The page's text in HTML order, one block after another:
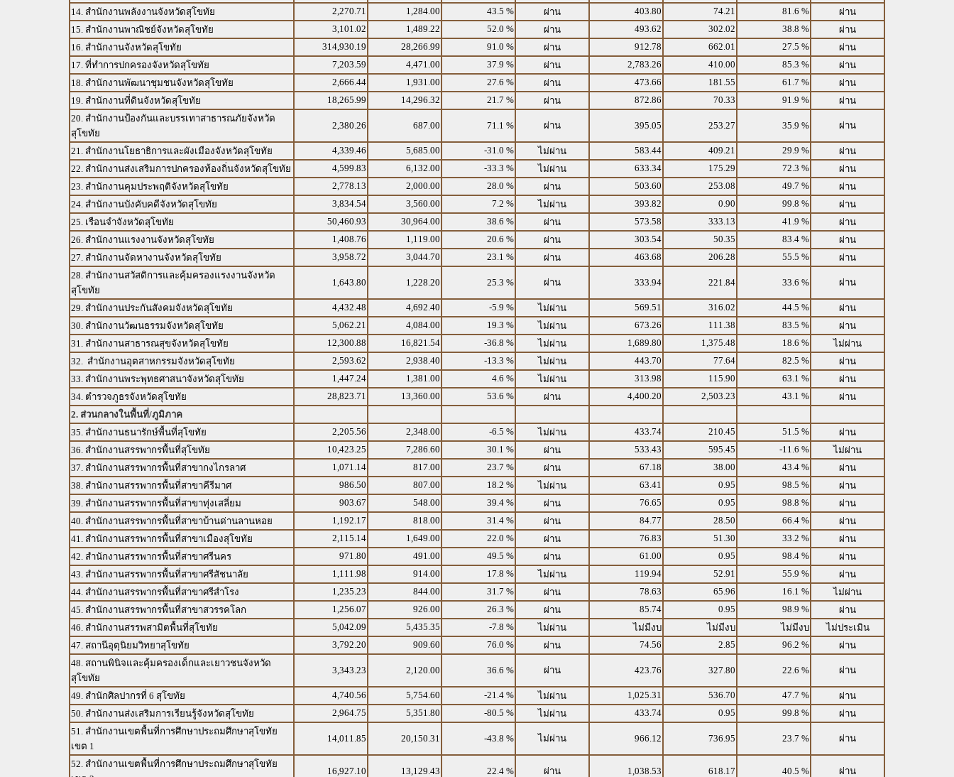
14. สำนักงานพลังงานจังหวัดสุโขทัย
2,270.71 1,284.00 43.5 % ผ่าน 403.80 74.21 81.6 %
ผ่าน
15. สำนักงานพาณิชย์จังหวัดสุโขทัย
3,101.02 1,489.22 52.0 % ผ่าน 493.62 302.02 38.8 %
ผ่าน
16. สำนักงานจังหวัดสุโขทัย
314,930.19 28,266.99 91.0 % ผ่าน 912.78 662.01 27.5 %
ผ่าน
17. ที่ทำการปกครองจังหวัดสุโขทัย
7,203.59 4,471.00 37.9 % ผ่าน 2,783.26 410.00 85.3 %
ผ่าน
18. สำนักงานพัฒนาชุมชนจังหวัดสุโขทัย
2,666.44 1,931.00 27.6 % ผ่าน 473.66 181.55 61.7 %
ผ่าน
19. สำนักงานที่ดินจังหวัดสุโขทัย
18,265.99 14,296.32 21.7 % ผ่าน 872.86 70.33 91.9 %
ผ่าน
20. สำนักงานป้องกันและบรรเทาสาธารณภัยจังหวัด
สุโขทัย
2,380.26 687.00 71.1 % ผ่าน 395.05 253.27 35.9 % ผ่าน
21. สำนักงานโยธาธิการและผังเมืองจังหวัดสุโขทัย 4,339.46 5,685.00 -31.0 % ไม่ผ่าน 583.44 409.21 29.9 %
ผ่าน
22. สำนักงานส่งเสริมการปกครองท้องถิ่นจังหวัดสุโขทัย
4,599.83 6,132.00 -33.3 % ไม่ผ่าน 633.34 175.29 72.3 %
ผ่าน
23. สำนักงานคุมประพฤติจังหวัดสุโขทัย
2,778.13 2,000.00 28.0 % ผ่าน 503.60 253.08 49.7 %
ผ่าน
24. สำนักงานบังคับคดีจังหวัดสุโขทัย
3,834.54 3,560.00 7.2 % ไม่ผ่าน 393.82 0.90 99.8 %
ผ่าน
25. เรือนจำจังหวัดสุโขทัย
50,460.93 30,964.00 38.6 % ผ่าน 573.58 333.13 41.9 %
ผ่าน
26. สำนักงานแรงงานจังหวัดสุโขทัย
1,408.76 1,119.00 20.6 % ผ่าน 303.54 50.35 83.4 %
ผ่าน
27. สำนักงานจัดหางานจังหวัดสุโขทัย
3,958.72 3,044.70 23.1 % ผ่าน 463.68 206.28 55.5 %
ผ่าน
28. สำนักงานสวัสดิการและคุ้มครองแรงงานจังหวัด
สุโขทัย
1,643.80 1,228.20 25.3 % ผ่าน 333.94 221.84 33.6 % ผ่าน
29. สำนักงานประกันสังคมจังหวัดสุโขทัย 4,432.48 4,692.40 -5.9 % ไม่ผ่าน 569.51 316.02 44.5 %
ผ่าน
30. สำนักงานวัฒนธรรมจังหวัดสุโขทัย
5,062.21 4,084.00 19.3 % ไม่ผ่าน 673.26 111.38 83.5 %
ผ่าน
31. สำนักงานสาธารณสุขจังหวัดสุโขทัย
12,300.88 16,821.54 -36.8 % ไม่ผ่าน 1,689.80 1,375.48 18.6 %
ไม่ผ่าน
32. สำนักงานอุตสาหกรรมจังหวัดสุโขทัย
2,593.62 2,938.40 -13.3 % ไม่ผ่าน 443.70 77.64 82.5 %
ผ่าน
33. สำนักงานพระพุทธศาสนาจังหวัดสุโขทัย
1,447.24 1,381.00 4.6 % ไม่ผ่าน 313.98 115.90 63.1 %
ผ่าน
34. ตำรวจภูธรจังหวัดสุโขทัย
28,823.71 13,360.00 53.6 % ผ่าน 4,400.20 2,503.23 43.1 %
ผ่าน
2. ส่วนกลางในพื้นที่/ภูมิภาค
35. สำนักงานธนารักษ์พื้นที่สุโขทัย
2,205.56 2,348.00 -6.5 % ไม่ผ่าน 433.74 210.45 51.5 %
ผ่าน
36. สำนักงานสรรพากรพื้นที่สุโขทัย
10,423.25 7,286.60 30.1 % ผ่าน 533.43 595.45 -11.6 %
ไม่ผ่าน
37. สำนักงานสรรพากรพื้นที่สาขากงไกรลาศ
1,071.14 817.00 23.7 % ผ่าน 67.18 38.00 43.4 %
ผ่าน
38. สำนักงานสรรพากรพื้นที่สาขาคีรีมาศ
986.50 807.00 18.2 % ไม่ผ่าน 63.41 0.95 98.5 %
ผ่าน
39. สำนักงานสรรพากรพื้นที่สาขาทุ่งเสลี่ยม
903.67 548.00 39.4 % ผ่าน 76.65 0.95 98.8 %
ผ่าน
40. สำนักงานสรรพากรพื้นที่สาขาบ้านด่านลานหอย
1,192.17 818.00 31.4 % ผ่าน 84.77 28.50 66.4 %
ผ่าน
41. สำนักงานสรรพากรพื้นที่สาขาเมืองสุโขทัย
2,115.14 1,649.00 22.0 % ผ่าน 76.83 51.30 33.2 %
ผ่าน
42. สำนักงานสรรพากรพื้นที่สาขาศรีนคร
971.80 491.00 49.5 % ผ่าน 61.00 0.95 98.4 %
ผ่าน
43. สำนักงานสรรพากรพื้นที่สาขาศรีสัชนาลัย
1,111.98 914.00 17.8 % ไม่ผ่าน 119.94 52.91 55.9 %
ผ่าน
44. สำนักงานสรรพากรพื้นที่สาขาศรีสำโรง
1,235.23 844.00 31.7 % ผ่าน 78.63 65.96 16.1 %
ไม่ผ่าน
45. สำนักงานสรรพากรพื้นที่สาขาสวรรคโลก
1,256.07 926.00 26.3 % ผ่าน 85.74 0.95 98.9 %
ผ่าน
46. สำนักงานสรรพสามิตพื้นที่สุโขทัย
5,042.09 5,435.35 -7.8 % ไม่ผ่าน ไม่มีงบ ไม่มีงบ ไม่มีงบ
ไม่ประเมิน
47. สถานีอุตุนิยมวิทยาสุโขทัย
3,792.20 909.60 76.0 % ผ่าน 74.56 2.85 96.2 %
ผ่าน
48. สถานพินิจและคุ้มครองเด็กและเยาวชนจังหวัด
สุโขทัย
3,343.23 2,120.00 36.6 % ผ่าน 423.76 327.80 22.6 % ผ่าน
49. สำนักศิลปากรที่ 6 สุโขทัย 4,740.56 5,754.60 -21.4 % ไม่ผ่าน 1,025.31 536.70 47.7 %
ผ่าน
50. สำนักงานส่งเสริมการเรียนรู้จังหวัดสุโขทัย
2,964.75 5,351.80 -80.5 % ไม่ผ่าน 433.74 0.95 99.8 %
ผ่าน
51. สำนักงานเขตพื้นที่การศึกษาประถมศึกษาสุโขทัย
เขต 1
14,011.85 20,150.31 -43.8 % ไม่ผ่าน 966.12 736.95 23.7 % ผ่าน
52. สำนักงานเขตพื้นที่การศึกษาประถมศึกษาสุโขทัย
16,927.10 13,129.43 22.4 % ผ่าน 1,038.53 618.17 40.5 % ผ่าน